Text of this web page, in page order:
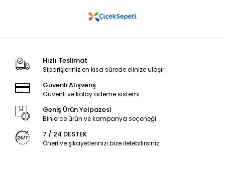
Hızlı Teslimat
Siparişleriniz en kısa sürede elinize ulaşır.
Güvenli Alışveriş
Güvenli ve kolay ödeme sistemi
Geniş Ürün Yelpazesi
Binlerce ürün ve kampanya seçeneği
7 / 24 DESTEK
Öneri ve şikayetlerinizi bize iletebilirsiniz.